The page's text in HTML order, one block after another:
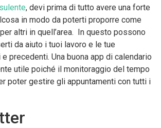
, devi prima di tutto avere una forte
in modo da poterti proporre come
altri in quell’area. In questo possono
da aiuto i tuoi lavoro e le tue
precedenti. Una buona app di calendario
utile poiché il monitoraggio del tempo
poter gestire gli appuntamenti con tutti i